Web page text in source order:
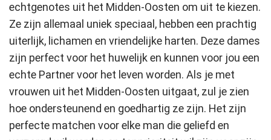
echtgenotes uit het Midden-Oosten om uit te kiezen.
Ze zijn allemaal uniek speciaal, hebben een prachtig
uiterlijk, lichamen en vriendelijke harten. Deze dames
zijn perfect voor het huwelijk en kunnen voor jou een
echte Partner voor het leven worden. Als je met
vrouwen uit het Midden-Oosten uitgaat, zul je zien
hoe ondersteunend en goedhartig ze zijn. Het zijn
perfecte matchen voor elke man die geliefd en